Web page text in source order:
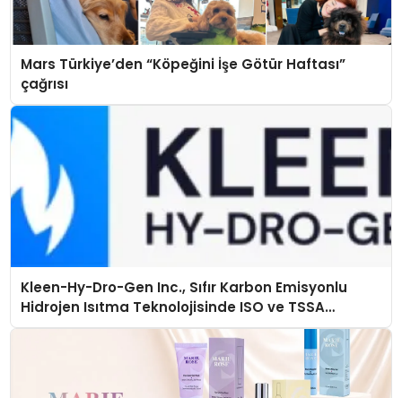
Mars Türkiye’den “Köpeğini İşe Götür Haftası”
çağrısı
Kleen-Hy-Dro-Gen Inc., Sıfır Karbon Emisyonlu
Hidrojen Isıtma Teknolojisinde ISO ve TSSA
Düzenleyici Onaylarını Aldı